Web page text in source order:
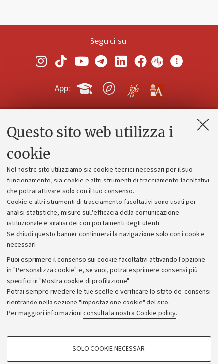
Questo sito web utilizza i
cookie
Nel nostro sito utilizziamo sia cookie tecnici necessari per il suo
funzionamento, sia cookie e altri strumenti di tracciamento facoltativi
che potrai attivare solo con il tuo consenso.
Cookie e altri strumenti di tracciamento facoltativi sono usati per
analisi statistiche, misure sull'efficacia della comunicazione
istituzionale e analisi dei comportamenti degli utenti.
Se chiudi questo banner continuerai la navigazione solo con i cookie
necessari.
Puoi esprimere il consenso sui cookie facoltativi attivando l'opzione
in "Personalizza cookie" e, se vuoi, potrai esprimere consensi più
specifici in "Mostra cookie di profilazione".
Potrai sempre rivedere le tue scelte e verificare lo stato dei consensi
rientrando nella sezione "Impostazione cookie" del sito.
Per maggiori informazioni consulta la nostra Cookie policy.
COOKIE DI PROFILAZIONE - FACOLTATIVI
SOLO COOKIE NECESSARI
Seguici su:
App:
Contatti e PEC
Alumni community
Piano strategico
Bilanci
Donazioni e 5x1000
Bandi, gare e concorsi
Albo online
Amministrazione trasparente
Atti di notifica
Informazioni sul sito e accessibilità
Dichiarazione di accessibilità
Privacy e note legali